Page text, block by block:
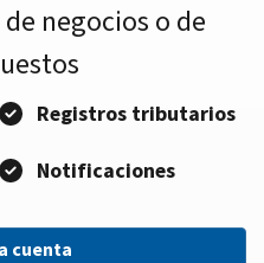
negocios o de
Registros tributarios
Notificaciones
cuenta